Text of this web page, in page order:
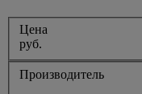
Цена
руб.
Производитель